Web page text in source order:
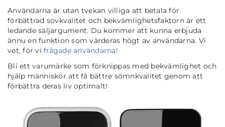
Användarna är utan tvekan villiga att betala för
förbättrad sovkvalitet och bekvämlighetsfaktorn är ett
ledande säljargument. Du kommer att kunna erbjuda
ännu en funktion som värderas högt av användarna. Vi
vet, för vi frågade användarna!
Bli ett varumärke som förknippas med bekvämlighet och
hjälp människor att få bättre sömnkvalitet genom att
förbättra deras liv optimalt!